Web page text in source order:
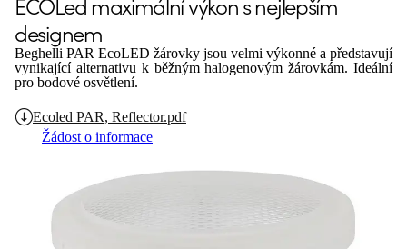
designem
Beghelli PAR EcoLED žárovky jsou velmi výkonné a představují
vynikající alternativu k běžným halogenovým žárovkám. Ideální
pro bodové osvětlení.
Ecoled PAR, Reflector.pdf
Žádost o informace